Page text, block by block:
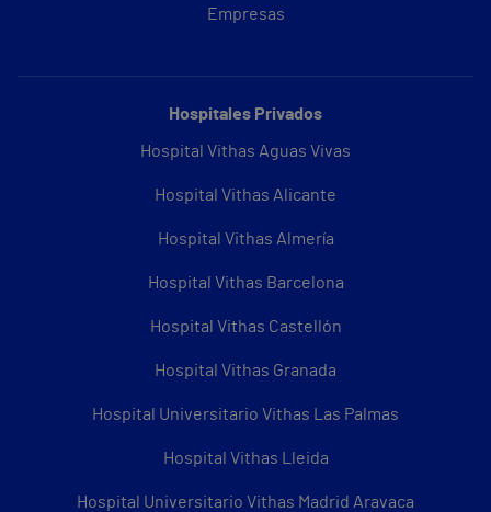
Empresas
Hospitales Privados
Hospital Vithas Aguas Vivas
Hospital Vithas Alicante
Hospital Vithas Almería
Hospital Vithas Barcelona
Hospital Vithas Castellón
Hospital Vithas Granada
Hospital Universitario Vithas Las Palmas
Hospital Vithas Lleida
Hospital Universitario Vithas Madrid Aravaca